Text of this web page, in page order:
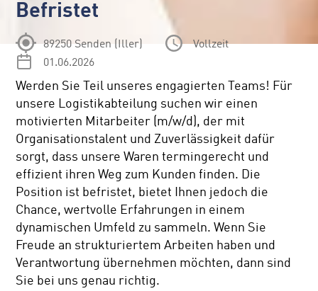
Befristet
89250 Senden (Iller)
Vollzeit
01.06.2026
Werden Sie Teil unseres engagierten Teams! Für
unsere Logistikabteilung suchen wir einen
motivierten Mitarbeiter (m/w/d), der mit
Organisationstalent und Zuverlässigkeit dafür
sorgt, dass unsere Waren termingerecht und
effizient ihren Weg zum Kunden finden. Die
Position ist befristet, bietet Ihnen jedoch die
Chance, wertvolle Erfahrungen in einem
dynamischen Umfeld zu sammeln. Wenn Sie
Freude an strukturiertem Arbeiten haben und
Verantwortung übernehmen möchten, dann sind
Sie bei uns genau richtig.